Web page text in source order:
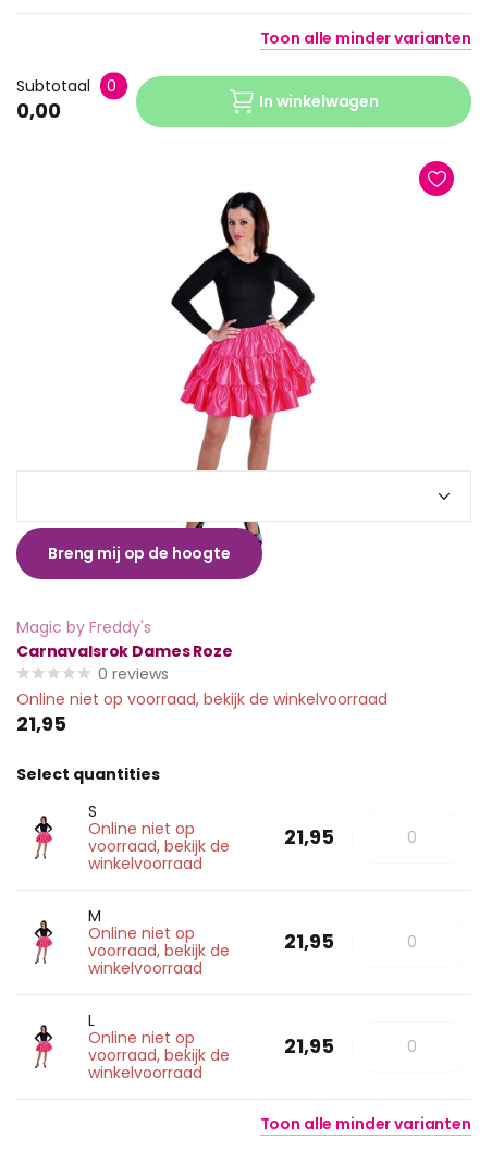
Toon alle mindervarianten
Subtotaal 0
0,00 In winkelwagen
Breng mij op de hoogte
Magic by Freddy's
Carnavalsrok Dames Roze
0 reviews
Online niet op voorraad, bekijk de winkelvoorraad
21,95
Select quantities
S
Online niet op
voorraad, bekijk de
winkelvoorraad
21,95
M
Online niet op
voorraad, bekijk de
winkelvoorraad
21,95
L
Online niet op
voorraad, bekijk de
winkelvoorraad
21,95
Toon alle mindervarianten